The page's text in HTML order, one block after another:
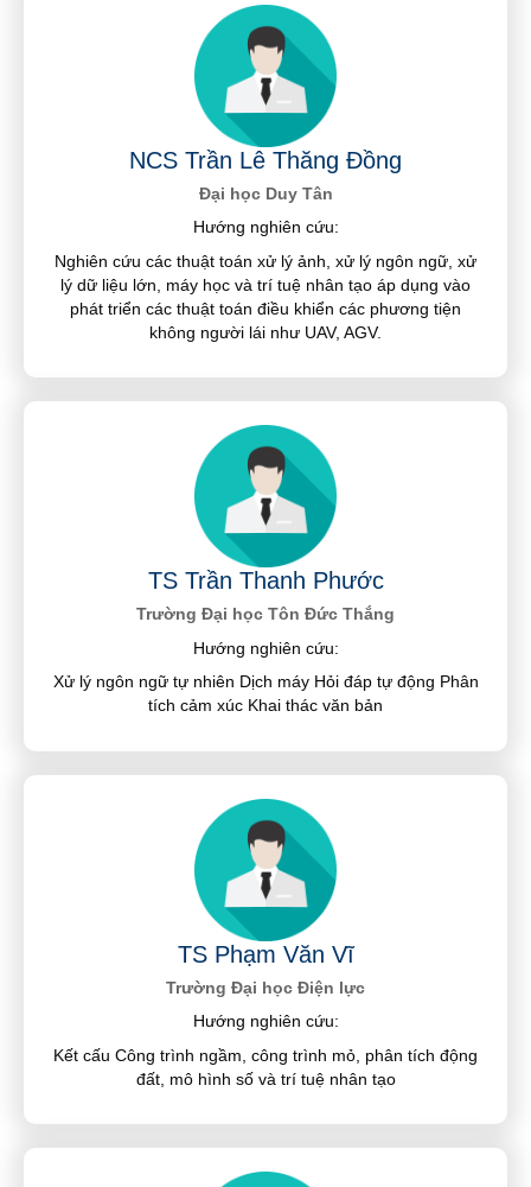
NCS Trần Lê Thăng Đồng
Đại học Duy Tân
Hướng nghiên cứu:
Nghiên cứu các thuật toán xử lý ảnh, xử lý ngôn ngữ, xử
lý dữ liệu lớn, máy học và trí tuệ nhân tạo áp dụng vào
phát triển các thuật toán điều khiển các phương tiện
không người lái như UAV, AGV.
TS Trần Thanh Phước
Trường Đại học Tôn Đức Thắng
Hướng nghiên cứu:
Xử lý ngôn ngữ tự nhiên Dịch máy Hỏi đáp tự động Phân
tích cảm xúc Khai thác văn bản
TS Phạm Văn Vĩ
Trường Đại học Điện lực
Hướng nghiên cứu:
Kết cấu Công trình ngầm, công trình mỏ, phân tích động
đất, mô hình số và trí tuệ nhân tạo